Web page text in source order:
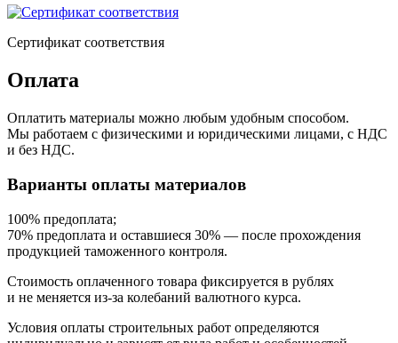
Сертификат соответствия
Оплата
Оплатить материалы можно любым удобным способом.
Мы работаем с физическими и юридическими лицами, с НДС
и без НДС.
Варианты оплаты материалов
100% предоплата;
70% предоплата и оставшиеся 30% — после прохождения
продукцией таможенного контроля.
Стоимость оплаченного товара фиксируется в рублях
и не меняется из-за колебаний валютного курса.
Условия оплаты строительных работ определяются